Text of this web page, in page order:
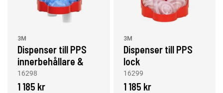
3M
Dispenser till PPS
innerbehållare &
lock, Micro & Mini
16298
1 185 kr
3M
Dispenser till PPS
lock
16299
1 185 kr